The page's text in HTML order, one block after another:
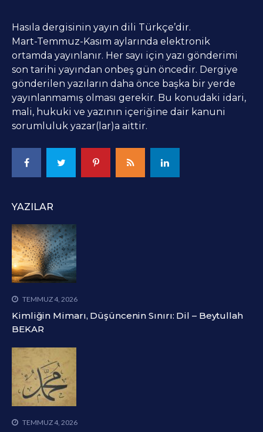
Hasıla dergisinin yayın dili Türkçe’dir.
Mart-Temmuz-Kasım aylarında elektronik
ortamda yayınlanır. Her sayı için yazı gönderimi
son tarihi yayından onbeş gün öncedir. Dergiye
gönderilen yazıların daha önce başka bir yerde
yayınlanmamış olması gerekir. Bu konudaki idari,
mali, hukuki ve yazının içeriğine dair kanuni
sorumluluk yazar(lar)a aittir.
YAZILAR
TEMMUZ 4, 2026
Kimliğin Mimarı, Düşüncenin Sınırı: Dil – Beytullah
BEKAR
TEMMUZ 4, 2026